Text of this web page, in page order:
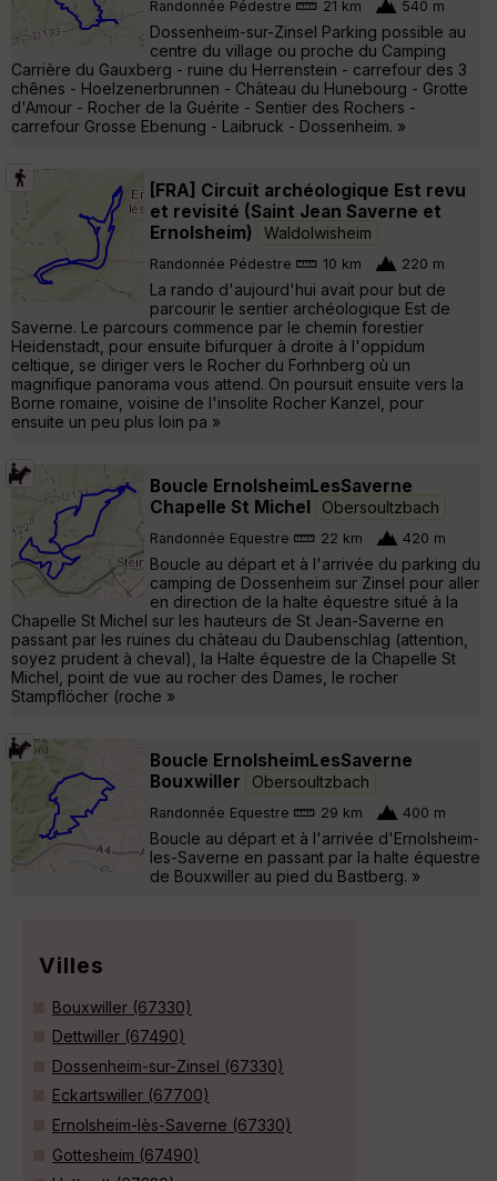
Randonnée Pédestre 21 km 540 m
Dossenheim-sur-Zinsel Parking possible au
centre du village ou proche du Camping
Carrière du Gauxberg - ruine du Herrenstein - carrefour des 3
chênes - Hoelzenerbrunnen - Château du Hunebourg - Grotte
d'Amour - Rocher de la Guérite - Sentier des Rochers -
carrefour Grosse Ebenung - Laibruck - Dossenheim. »
[FRA] Circuit archéologique Est revu
et revisité (Saint Jean Saverne et
Ernolsheim)
Waldolwisheim
Randonnée Pédestre 10 km 220 m
La rando d'aujourd'hui avait pour but de
parcourir le sentier archéologique Est de
Saverne. Le parcours commence par le chemin forestier
Heidenstadt, pour ensuite bifurquer à droite à l'oppidum
celtique, se diriger vers le Rocher du Forhnberg où un
magnifique panorama vous attend. On poursuit ensuite vers la
Borne romaine, voisine de l'insolite Rocher Kanzel, pour
ensuite un peu plus loin pa »
Boucle ErnolsheimLesSaverne
Chapelle St Michel
Obersoultzbach
Randonnée Equestre 22 km 420 m
Boucle au départ et à l'arrivée du parking du
camping de Dossenheim sur Zinsel pour aller
en direction de la halte équestre situé à la
Chapelle St Michel sur les hauteurs de St Jean-Saverne en
passant par les ruines du château du Daubenschlag (attention,
soyez prudent à cheval), la Halte équestre de la Chapelle St
Michel, point de vue au rocher des Dames, le rocher
Stampflöcher (roche »
Boucle ErnolsheimLesSaverne
Bouxwiller
Obersoultzbach
Randonnée Equestre 29 km 400 m
Boucle au départ et à l'arrivée d'Ernolsheim-
les-Saverne en passant par la halte équestre
de Bouxwiller au pied du Bastberg. »
Villes
Bouxwiller (67330)
Dettwiller (67490)
Dossenheim-sur-Zinsel (67330)
Eckartswiller (67700)
Ernolsheim-lès-Saverne (67330)
Gottesheim (67490)